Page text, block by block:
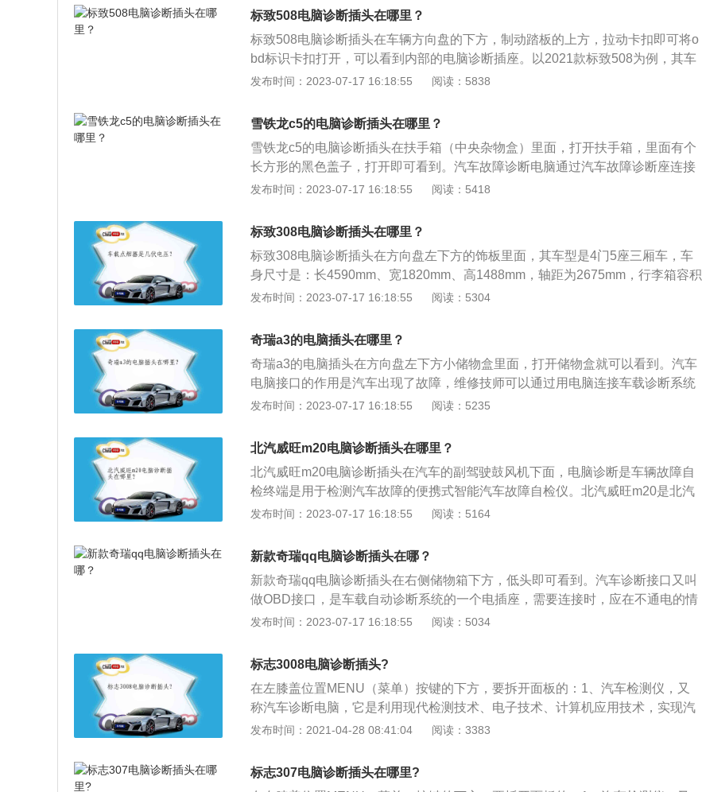
是底盘接地，5号针脚是信号接地，7号针脚是K线，10针脚是总线负极，15号针
脚是L线，像16号针脚仅是供电或检测出电池电压与电流，比如检查电池时就不
用拆开机盖来检查，直接插入OBD设备就可以，非常的方便，其余的针脚，则可
由生产厂家自行设定功能。
标致508电脑诊断插头在哪里？
标致508电脑诊断插头在车辆方向盘的下方，制动踏板的上方，拉动卡扣即可将o
bd标识卡扣打开，可以看到内部的电脑诊断插座。以2021款标致508为例，其车
身尺寸是：长4870mm、宽1855mm、高1455mm，轴距为2848mm，行李箱容积
架是多连杆式独立悬架，其搭载了1.6t涡轮增压发动机，最大马力是170ps，最大
扭矩是250nm，最大功率是125kw，与其匹配的是6挡手自一体变速箱。
发布时间：2023-07-17 16:18:55 阅读：5838
雪铁龙c5的电脑诊断插头在哪里？
雪铁龙c5的电脑诊断插头在扶手箱（中央杂物盒）里面，打开扶手箱，里面有个
长方形的黑色盖子，打开即可看到。汽车故障诊断电脑通过汽车故障诊断座连接
汽车，通过故障诊断电脑的操作系统和汽车型号相匹配的内置软件，读取汽车数
雪铁龙c5是一款中型车，该车长宽高分别是4825mm、1860mm、1480mm，轴
距是2815mm，前悬挂采用的是麦弗逊式独立悬挂，后悬挂采用的是多连杆式独
立悬挂。
发布时间：2023-07-17 16:18:55 阅读：5418
标致308电脑诊断插头在哪里？
标致308电脑诊断插头在方向盘左下方的饰板里面，其车型是4门5座三厢车，车
身尺寸是：长4590mm、宽1820mm、高1488mm，轴距为2675mm，行李箱容积
为450l，车身重量为1320kg。标致308车的前悬挂是麦弗逊式独立悬架，后悬挂
功率是85kw，最大扭矩是190nm。
发布时间：2023-07-17 16:18:55 阅读：5304
奇瑞a3的电脑插头在哪里？
奇瑞a3的电脑插头在方向盘左下方小储物盒里面，打开储物盒就可以看到。汽车
电脑接口的作用是汽车出现了故障，维修技师可以通过用电脑连接车载诊断系统
接口，便可以知道车辆的故障码，进而判断车辆问题出在哪，进行维修。奇瑞a3
包括刹车防抱死、电子制动力分配系统、刹车辅助、牵引力控制、动态稳定控制
系统、随速助力转向调节、整体主动转向系统和夜视系统等多种装置。
发布时间：2023-07-17 16:18:55 阅读：5235
北汽威旺m20电脑诊断插头在哪里？
北汽威旺m20电脑诊断插头在汽车的副驾驶鼓风机下面，电脑诊断是车辆故障自
检终端是用于检测汽车故障的便携式智能汽车故障自检仪。北汽威旺m20是北汽
集团旗下的一款车型，在造型、安全性能、空间、动力和人性化配置等方面都有
置车型。北汽威旺m20车身尺寸长宽高分别为4440mm、1700mm、1783mm，
轴距为2790mm，其搭载了1.5L和1.5LVVT两款发动机，该发动机源于丰田5A加
平台。该车全系标配倒车雷达，高配的版本还有多功能方向盘、车载导航、行车
电脑配置。
发布时间：2023-07-17 16:18:55 阅读：5164
新款奇瑞qq电脑诊断插头在哪？
新款奇瑞qq电脑诊断插头在右侧储物箱下方，低头即可看到。汽车诊断接口又叫
做OBD接口，是车载自动诊断系统的一个电插座，需要连接时，应在不通电的情
况下插入。OBD可以对汽车的重要部位进行实时监测，汽车出现故障时会及时进
车”。在车身尺寸方面，新款奇瑞qq的长宽高分别为3564mm、1620mm、1527m
m，轴距为2340mm。
发布时间：2023-07-17 16:18:55 阅读：5034
标志3008电脑诊断插头?
在左膝盖位置MENU（菜单）按键的下方，要拆开面板的：1、汽车检测仪，又
称汽车诊断电脑，它是利用现代检测技术、电子技术、计算机应用技术，实现汽
车不解体检测，诊断的一种汽车维修设备；2、汽车检测仪能够检测和诊断汽车
据；3、通过汽车电脑故障码可以快速检测出可能出现的故障情况，为故障排除
提供信息。
发布时间：2021-04-28 08:41:04 阅读：3383
标志307电脑诊断插头在哪里?